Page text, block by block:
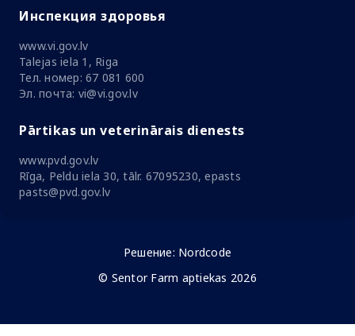
Инспекция здоровья
www.vi.gov.lv
Talejas iela 1, Riga
Тел. номер: 67 081 600
Эл. почта: vi@vi.gov.lv
Pārtikas un veterinārais dienests
www.pvd.gov.lv
Rīga, Peldu iela 30, tālr. 67095230, epasts
pasts@pvd.gov.lv
Решение: Nordcode
© Sentor Farm aptiekas 2026